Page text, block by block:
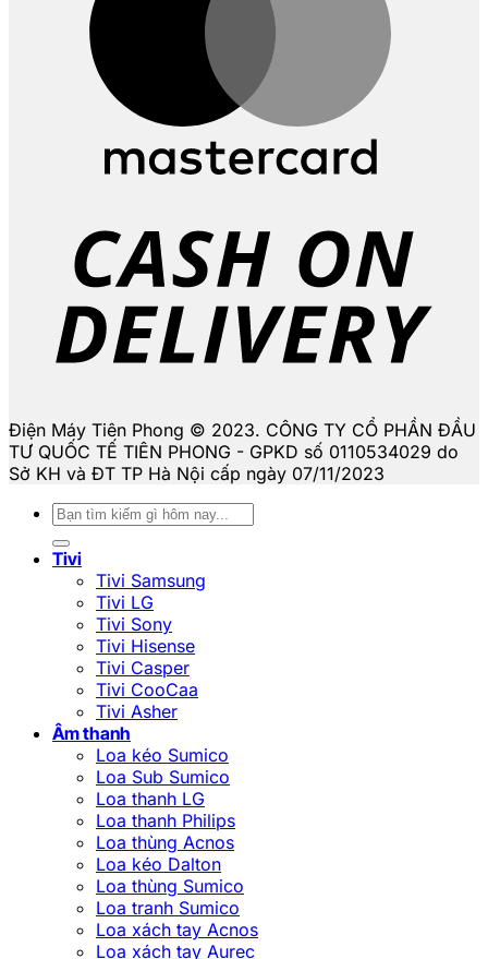
Điện Máy Tiên Phong © 2023. CÔNG TY CỔ PHẦN ĐẦU
TƯ QUỐC TẾ TIÊN PHONG - GPKD số 0110534029 do
Sở KH và ĐT TP Hà Nội cấp ngày 07/11/2023
Tìm
kiếm:
Tivi
Tivi Samsung
Tivi LG
Tivi Sony
Tivi Hisense
Tivi Casper
Tivi CooCaa
Tivi Asher
Âm thanh
Loa kéo Sumico
Loa Sub Sumico
Loa thanh LG
Loa thanh Philips
Loa thùng Acnos
Loa kéo Dalton
Loa thùng Sumico
Loa tranh Sumico
Loa xách tay Acnos
Loa xách tay Aurec